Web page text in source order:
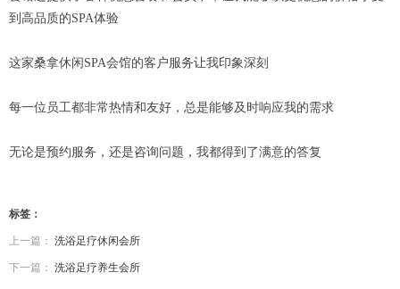
到高品质的SPA体验
这家桑拿休闲SPA会馆的客户服务让我印象深刻
每一位员工都非常热情和友好，总是能够及时响应我的需求
无论是预约服务，还是咨询问题，我都得到了满意的答复
标签：
上一篇： 洗浴足疗休闲会所
下一篇： 洗浴足疗养生会所